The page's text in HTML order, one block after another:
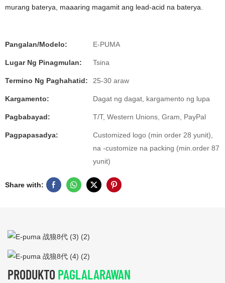
murang baterya, maaaring magamit ang lead-acid na baterya.
Pangalan/Modelo: E-PUMA
Lugar Ng Pinagmulan: Tsina
Termino Ng Paghahatid: 25-30 araw
Kargamento: Dagat ng dagat, kargamento ng lupa
Pagbabayad: T/T, Western Unions, Gram, PayPal
Pagpapasadya:
Customized logo (min order 28 yunit),
na -customize na packing (min.order 87
yunit)
Share with:
PRODUKTO PAGLALARAWAN